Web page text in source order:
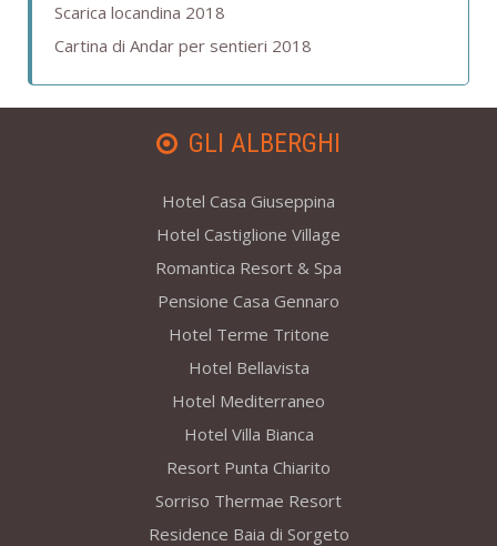
Scarica locandina 2018
Cartina di Andar per sentieri 2018
GLI ALBERGHI
Hotel Casa Giuseppina
Hotel Castiglione Village
Romantica Resort & Spa
Pensione Casa Gennaro
Hotel Terme Tritone
Hotel Bellavista
Hotel Mediterraneo
Hotel Villa Bianca
Resort Punta Chiarito
Sorriso Thermae Resort
Residence Baia di Sorgeto